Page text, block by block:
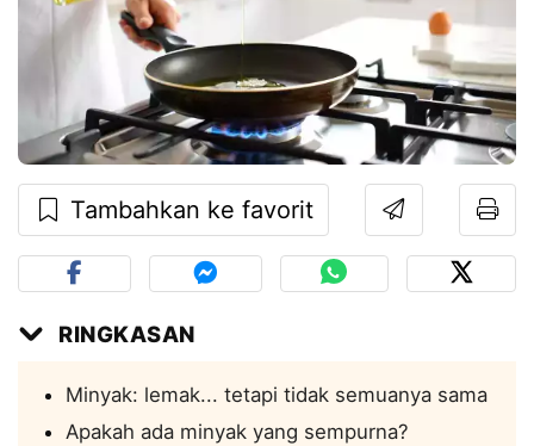
Tambahkan ke favorit
RINGKASAN
Minyak: lemak... tetapi tidak semuanya sama
Apakah ada minyak yang sempurna?